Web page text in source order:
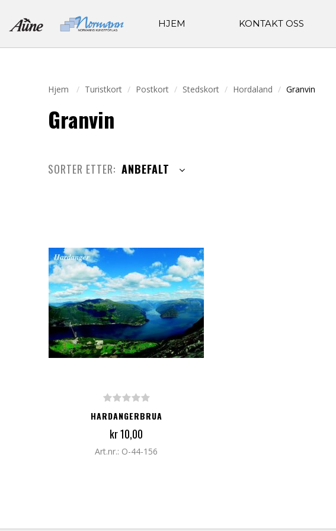
HJEM KONTAKT OSS
Hjem Turistkort Postkort Stedskort Hordaland Granvin
Granvin
SORTER ETTER: ANBEFALT
LEGG TIL I HANDLEKURV
HARDANGERBRUA
kr 10,00
Art.nr.: O-44-156